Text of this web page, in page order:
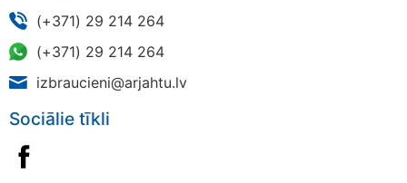
(+371) 29 214 264
(+371) 29 214 264
izbraucieni@arjahtu.lv
Sociālie tīkli